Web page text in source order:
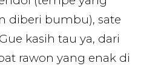
diberi bumbu), sate
kasih tau ya, dari
rawon yang enak di